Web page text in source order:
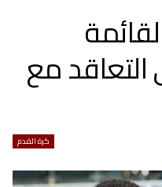
التعاقد مع
كرة القدم